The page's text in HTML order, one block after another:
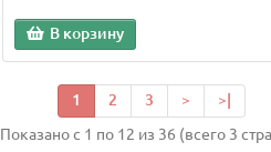
В корзину
1 2 3 >
>|
Показано с 1 по 12 из 36 (всего 3